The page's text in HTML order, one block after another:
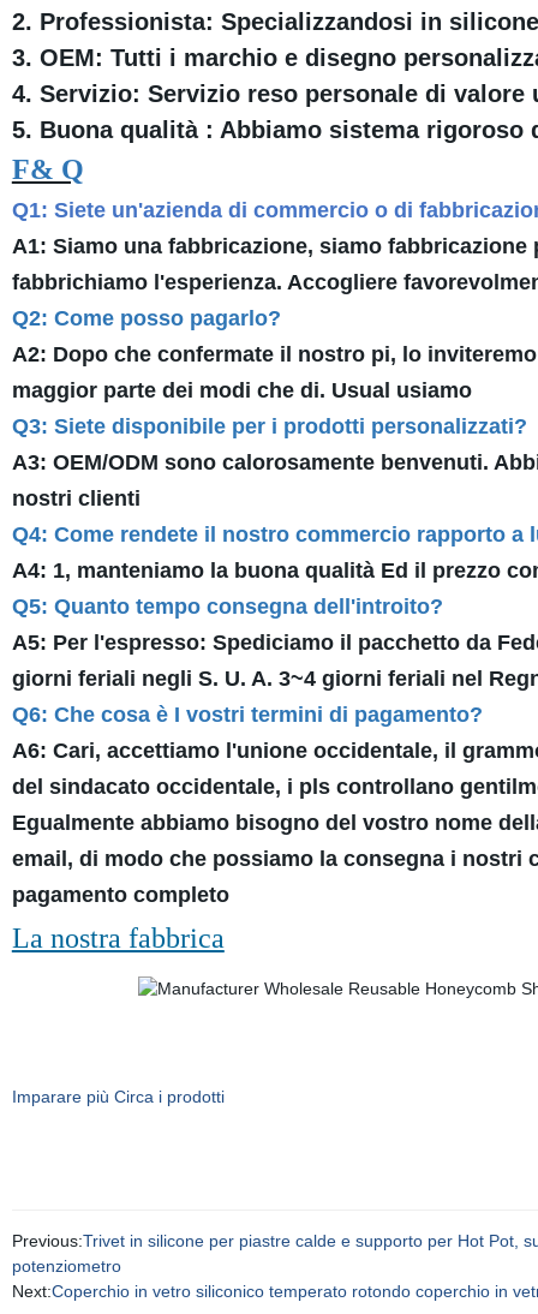
2. Professionista: Specializzandosi in
3. OEM: Tutti i marchio e disegno
4. Servizio: Servizio reso personale di valore
5. Buona qualità : Abbiamo sistema
F& Q
Q1: Siete un'azienda di commercio o di
A1: Siamo una fabbricazione, siamo
fabbrichiamo l'esperienza. Accogliere
Q2: Come posso pagarlo?
A2: Dopo che confermate il nostro pi, lo
maggior parte dei modi che di. Usual usiamo
Q3: Siete disponibile per i prodotti personalizzati?
A3: OEM/ODM sono calorosamente benvenuti.
nostri clienti
Q4: Come rendete il nostro commercio rapporto a
A4: 1, manteniamo la buona qualità Ed il prezzo
Q5: Quanto tempo consegna dell'introito?
A5: Per l'espresso: Spediciamo il pacchetto da
giorni feriali negli S. U. A. 3~4 giorni feriali nel
Q6: Che cosa è I vostri termini di pagamento?
A6: Cari, accettiamo l'unione occidentale, il
del sindacato occidentale, i pls controllano
Egualmente abbiamo bisogno del vostro nome
email, di modo che possiamo la consegna i
pagamento completo
La nostra fabbrica
Imparare più Circa i prodotti
Previous:Trivet in silicone per piastre calde e supporto per Hot Pot,
potenziometro
Next:Coperchio in vetro siliconico temperato rotondo coperchio in